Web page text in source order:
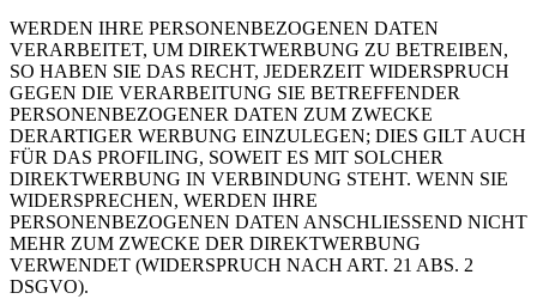
WERDEN IHRE PERSONENBEZOGENEN DATEN
VERARBEITET, UM DIREKTWERBUNG ZU BETREIBEN,
SO HABEN SIE DAS RECHT, JEDERZEIT WIDERSPRUCH
GEGEN DIE VERARBEITUNG SIE BETREFFENDER
PERSONENBEZOGENER DATEN ZUM ZWECKE
DERARTIGER WERBUNG EINZULEGEN; DIES GILT AUCH
FÜR DAS PROFILING, SOWEIT ES MIT SOLCHER
DIREKTWERBUNG IN VERBINDUNG STEHT. WENN SIE
WIDERSPRECHEN, WERDEN IHRE
PERSONENBEZOGENEN DATEN ANSCHLIESSEND NICHT
MEHR ZUM ZWECKE DER DIREKTWERBUNG
VERWENDET (WIDERSPRUCH NACH ART. 21 ABS. 2
DSGVO).